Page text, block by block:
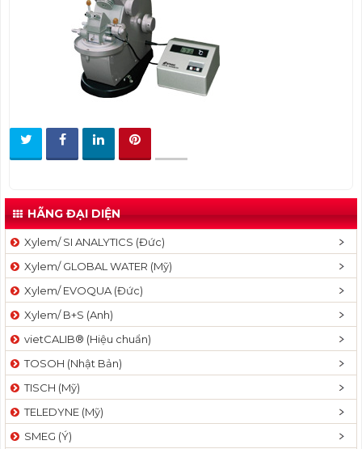
HÃNG ĐẠI DIỆN
Xylem/ SI ANALYTICS (Đức)
Xylem/ GLOBAL WATER (Mỹ)
Xylem/ EVOQUA (Đức)
Xylem/ B+S (Anh)
vietCALIB® (Hiệu chuẩn)
TOSOH (Nhật Bản)
TISCH (Mỹ)
TELEDYNE (Mỹ)
SMEG (Ý)